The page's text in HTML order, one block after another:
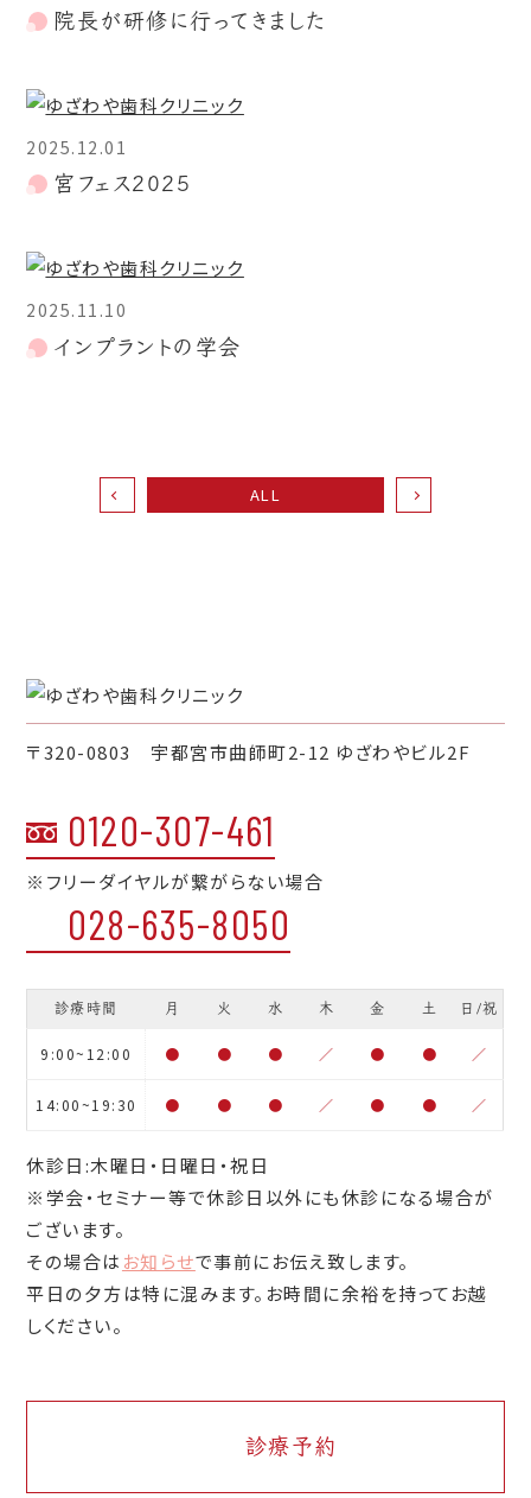
院長が研修に行ってきました
2025.12.01
宮フェス2025
2025.11.10
インプラントの学会
ALL
〒320-0803 宇都宮市曲師町2-12 ゆざわやビル2F
0120-307-461
※フリーダイヤルが繋がらない場合
028-635-8050
診療時間 月 火 水 木 金 土 日/祝
9:00~12:00 ● ● ● ／ ● ● ／
14:00~19:30 ● ● ● ／ ● ● ／
休診日:木曜日・日曜日・祝日
※学会・セミナー等で休診日以外にも休診になる場合が
ございます。
その場合は お知らせで事前にお伝え致します。
平日の夕方は特に混みます。お時間に余裕を持ってお越
しください。
診療予約